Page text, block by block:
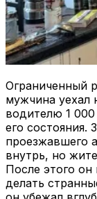
Ограниченный
мужчина уехал
водителю 1 000
его состояния.
проезжавшего
внутрь, но
После этого он
делать